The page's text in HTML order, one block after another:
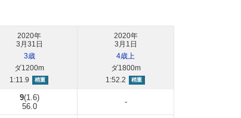
2020年
3月31日
3歳
ダ1200m
1:11.9
稍重
2020年
3月1日
4歳上
ダ1800m
1:52.2
稍重
9(1.6)
56.0
-